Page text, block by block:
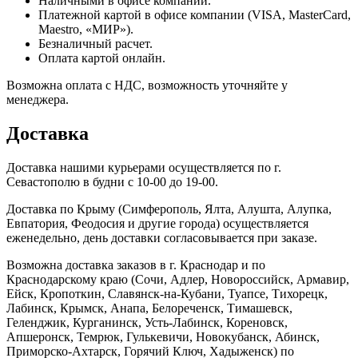
Платежной картой в офисе компании (VISA, MasterCard,
Maestro, «МИР»).
Безналичный расчет.
Оплата картой онлайн.
Возможна оплата с НДС, возможность уточняйте у
менеджера.
Доставка
Доставка нашими курьерами осуществляется по г.
Севастополю в будни с 10-00 до 19-00.
Доставка по Крыму (Симферополь, Ялта, Алушта, Алупка,
Евпатория, Феодосия и другие города) осуществляется
еженедельно, день доставки согласовывается при заказе.
Возможна доставка заказов в г. Краснодар и по
Краснодарскому краю (Сочи, Адлер, Новороссийск, Армавир,
Ейск, Кропоткин, Славянск-на-Кубани, Туапсе, Тихорецк,
Лабинск, Крымск, Анапа, Белореченск, Тимашевск,
Геленджик, Курганинск, Усть-Лабинск, Кореновск,
Апшеронск, Темрюк, Гулькевичи, Новокубанск, Абинск,
Приморско-Ахтарск, Горячий Ключ, Хадыженск) по